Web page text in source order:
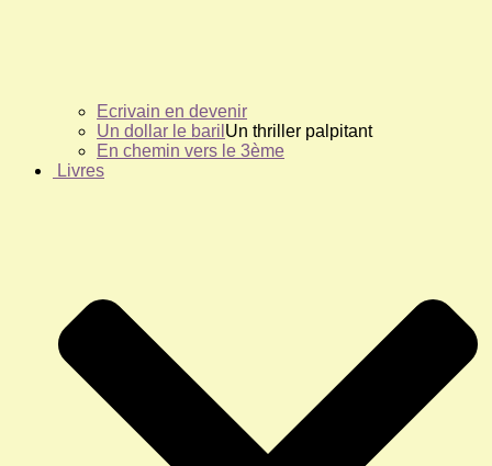
Ecrivain en devenir
Un dollar le baril Un thriller palpitant
En chemin vers le 3ème
Livres